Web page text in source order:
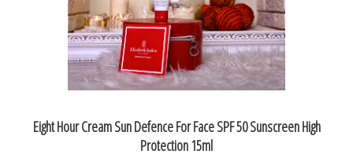
Eight Hour Cream Sun Defence For Face SPF 50 Sunscreen High
Protection 15ml